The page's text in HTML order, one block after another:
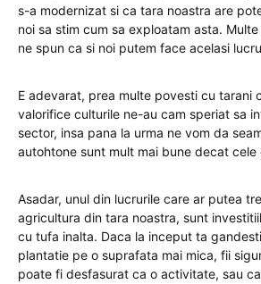
s-a modernizat si ca tara noastra are
noi sa stim cum sa exploatam asta.
ne spun ca si noi putem face acelasi
E adevarat, prea multe povesti cu tarani
valorifice culturile ne-au cam speriat sa
sector, insa pana la urma ne vom da
autohtone sunt mult mai bune decat cele
Asadar, unul din lucrurile care ar putea
agricultura din tara noastra, sunt
cu tufa inalta. Daca la inceput ta
plantatie pe o suprafata mai mica, fii
poate fi desfasurat ca o activitate, sau